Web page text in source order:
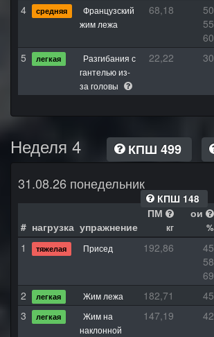
4 средняя
Французский
жим лежа
68,18 50
55
60
5
легкая
Разгибания с
гантелью из-
за головы
22,22 30
Неделя 4 КПШ 499
31.08.26 понедельник
КПШ 148
# нагрузка упражнение
ПМ
кг
ои
%
1 тяжелая Присед 192,86 45
58
69
2
легкая Жим лежа 182,71 45
3
легкая
Жим на
наклонной
147,19 42